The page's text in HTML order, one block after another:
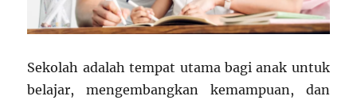
Sekolah adalah tempat utama bagi anak untuk
belajar, mengembangkan kemampuan, dan